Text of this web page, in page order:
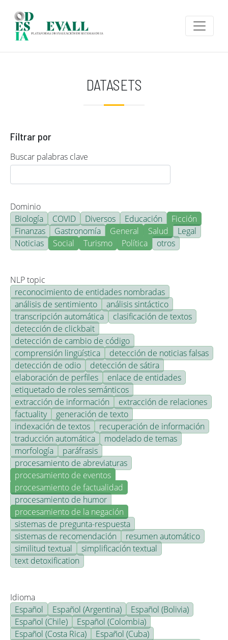
DATASETS
Filtrar por
Buscar palabras clave
Dominio
Biología
COVID Diversos Educación
Ficción
Finanzas
Gastronomía General Salud
Legal
Noticias
Social Turismo Política otros
NLP topic
reconocimiento de entidades nombradas
análisis de sentimiento
análisis sintáctico
transcripción automática
clasificación de textos
detección de clickbait
detección de cambio de código
comprensión lingüística
detección de noticias falsas
detección de odio
detección de sátira
elaboración de perfiles
enlace de entidades
etiquetado de roles semánticos
extracción de información
extracción de relaciones
factuality
generación de texto
indexación de textos
recuperación de información
traducción automática
modelado de temas
morfología
paráfrasis
procesamiento de abreviaturas
procesamiento de eventos
procesamiento de factualidad
procesamiento de humor
procesamiento de la negación
sistemas de pregunta-respuesta
sistemas de recomendación
resumen automático
similitud textual
simplificación textual
text detoxification
Idioma
Español
Español (Argentina)
Español (Bolivia)
Español (Chile)
Español (Colombia)
Español (Costa Rica)
Español (Cuba)